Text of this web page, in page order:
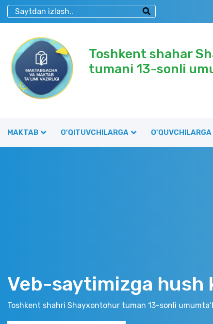
Toshkent shahar
tumani 13-sonli
MAKTAB O'QITUVCHILARGA O'QUVCHILARGA
Veb-saytimizga hush
Toshkent shahri Shayxontohur tuman 13-sonli